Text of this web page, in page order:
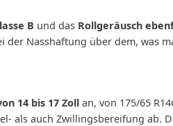
B und das Rollgeräusch
der Nasshaftung über dem, was
14 bis 17 Zoll an, von 175/65
als auch Zwillingsbereifung